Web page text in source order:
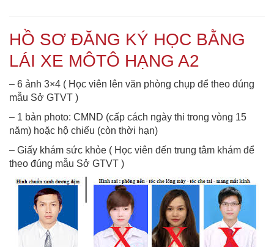
HỒ SƠ ĐĂNG KÝ HỌC BẰNG
LÁI XE MÔTÔ HẠNG A2
– 6 ảnh 3×4 ( Học viên lên văn phòng chụp để theo đúng
mẫu Sở GTVT )
– 1 bản photo: CMND (cấp cách ngày thi trong vòng 15
năm) hoặc hộ chiếu (còn thời hạn)
– Giấy khám sức khỏe ( Học viên đến trung tâm khám để
theo đúng mẫu Sở GTVT )